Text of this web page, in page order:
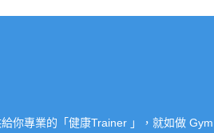
你專業的「健康Trainer 」，就如做